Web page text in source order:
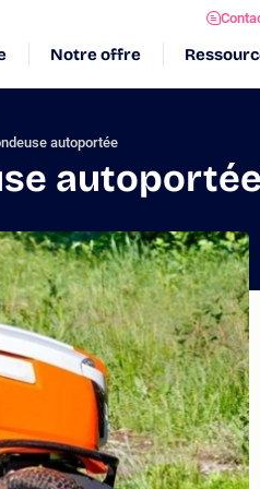
Notre offre
autoportée
autoportée